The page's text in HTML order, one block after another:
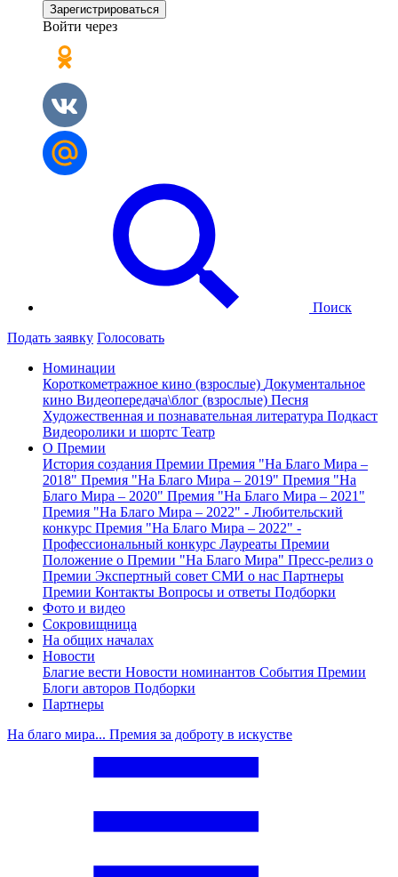
Зарегистрироваться
Войти через
Поиск
Подать заявку Голосовать
Номинации
Короткометражное кино (взрослые) Документальное
кино Видеопередача\блог (взрослые) Песня
Художественная и познавательная литература Подкаст
Видеоролики и шортс Театр
О Премии
История создания Премии Премия "На Благо Мира –
2018" Премия "На Благо Мира – 2019" Премия "На
Благо Мира – 2020" Премия "На Благо Мира – 2021"
Премия "На Благо Мира – 2022" - Любительский
конкурс Премия "На Благо Мира – 2022" -
Профессиональный конкурс Лауреаты Премии
Положение о Премии "На Благо Мира" Пресс-релиз о
Премии Экспертный совет СМИ о нас Партнеры
Премии Контакты Вопросы и ответы Подборки
Фото и видео
Сокровищница
На общих началах
Новости
Благие вести Новости номинантов События Премии
Блоги авторов Подборки
Партнеры
На благо мира... Премия за доброту в искустве